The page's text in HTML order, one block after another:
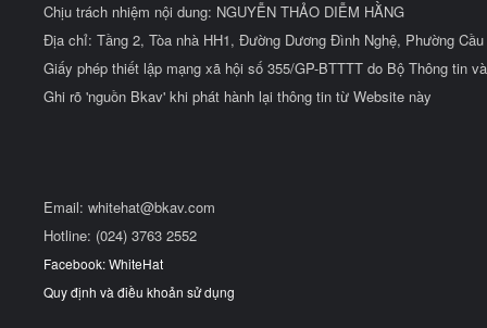
Chịu trách nhiệm nội dung: NGUYỄN THẢO DIỄM HẰNG
Địa chỉ: Tầng 2, Tòa nhà HH1, Đường Dương Đình Nghệ, Phường
Giấy phép thiết lập mạng xã hội số 355/GP-BTTTT do Bộ Thông tin
Ghi rõ 'nguồn Bkav' khi phát hành lại thông tin từ Website này
Email: whitehat@bkav.com
Hotline: (024) 3763 2552
Facebook: WhiteHat
Quy định và điều khoản sử dụng